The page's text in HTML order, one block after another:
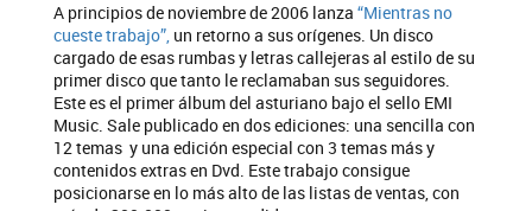
A principios de noviembre de 2006 lanza “Mientras no
cueste trabajo”, un retorno a sus orígenes. Un disco
cargado de esas rumbas y letras callejeras al estilo de su
primer disco que tanto le reclamaban sus seguidores.
Este es el primer álbum del asturiano bajo el sello EMI
Music. Sale publicado en dos ediciones: una sencilla con
12 temas y una edición especial con 3 temas más y
contenidos extras en Dvd. Este trabajo consigue
posicionarse en lo más alto de las listas de ventas, con